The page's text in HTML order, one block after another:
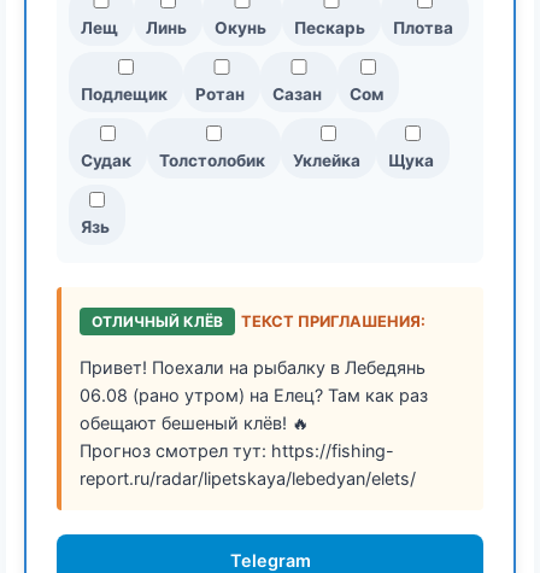
Лещ Линь Окунь Пескарь Плотва
Подлещик Ротан Сазан Сом
Судак Толстолобик Уклейка Щука
Язь
ОТЛИЧНЫЙ КЛЁВ ТЕКСТ ПРИГЛАШЕНИЯ:
Привет! Поехали на рыбалку в Лебедянь
06.08 (рано утром) на Елец? Там как раз
обещают бешеный клёв! 🔥
Прогноз смотрел тут: https://fishing-
report.ru/radar/lipetskaya/lebedyan/elets/
Telegram